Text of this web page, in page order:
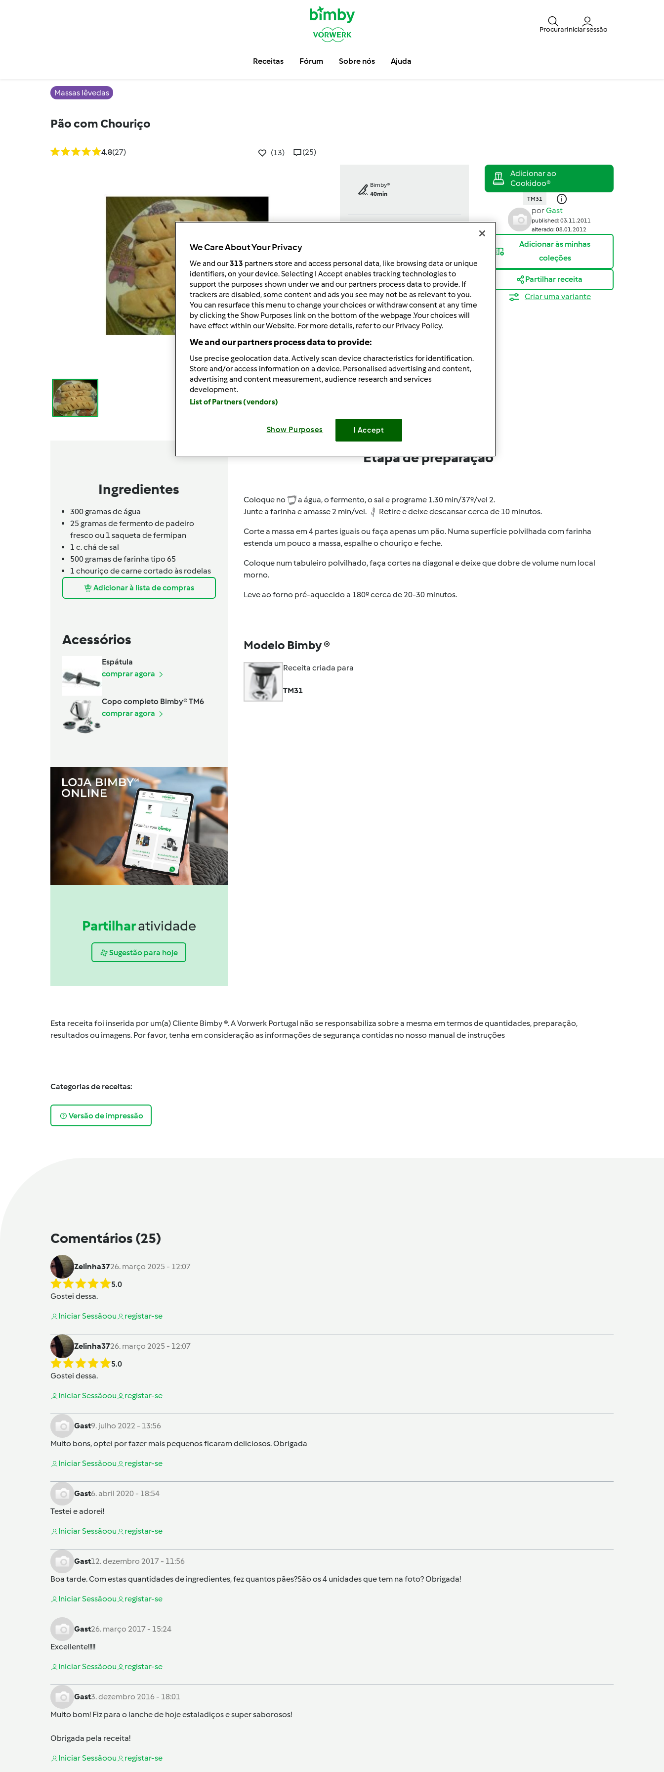
ProcurarIniciar sessão
Receitas Fórum Sobre nós Ajuda
Massas lêvedas
Pão com Chouriço
4.8(27) (13) (25)
Bimby®
40min
dose/s
----
--
TM31
porGast
published: 03.11.2011
alterado: 08.01.2012
Adicionar às minhas
coleções
Partilhar receita
Criar uma variante
Ingredientes
300 gramas de água
25 gramas de fermento de padeiro
fresco ou 1 saqueta de fermipan
1 c. chá de sal
500 gramas de farinha tipo 65
1 chouriço de carne cortado às rodelas
Adicionar à lista de compras
Acessórios
Espátula
comprar agora
Copo completo Bimby® TM6
comprar agora
Partilharatividade
Sugestão para hoje
Etapa de preparação
Coloque no
a água, o fermento, o sal e programe 1.30 min/37º/vel 2.
Junte a farinha e amasse 2 min/vel.
Retire e deixe descansar cerca de 10 minutos.
Corte a massa em 4 partes iguais ou faça apenas um pão. Numa superfície polvilhada com farinha
estenda um pouco a massa, espalhe o chouriço e feche.
Coloque num tabuleiro polvilhado, faça cortes na diagonal e deixe que dobre de volume num local
morno.
Leve ao forno pré-aquecido a 180º cerca de 20-30 minutos.
Modelo Bimby ®
Receita criada para
TM31
Esta receita foi inserida por um(a) Cliente Bimby ®. A Vorwerk Portugal não se responsabiliza sobre a mesma em termos de quantidades, preparação,
resultados ou imagens. Por favor, tenha em consideração as informações de segurança contidas no nosso manual de instruções
Categorias de receitas:
Versão de impressão
Comentários (25)
Zelinha3726. março 2025 - 12:07
5.0
Gostei dessa.
Iniciar Sessãoou registar-se
Zelinha3726. março 2025 - 12:07
5.0
Gostei dessa.
Iniciar Sessãoou registar-se
Gast9. julho 2022 - 13:56
Muito bons, optei por fazer mais pequenos ficaram deliciosos. Obrigada
Iniciar Sessãoou registar-se
Gast6. abril 2020 - 18:54
Testei e adorei!
Iniciar Sessãoou registar-se
Gast12. dezembro 2017 - 11:56
Boa tarde. Com estas quantidades de ingredientes, fez quantos pães?São os 4 unidades que tem na foto? Obrigada!
Iniciar Sessãoou registar-se
Gast26. março 2017 - 15:24
Excellente!!!!!
Iniciar Sessãoou registar-se
Gast3. dezembro 2016 - 18:01
Muito bom! Fiz para o lanche de hoje estaladiços e super saborosos!
Obrigada pela receita!
Iniciar Sessãoou registar-se
We Care About Your Privacy
We and our313 partners store and access personal data, like browsing data or unique
identifiers, on your device. Selecting I Accept enables tracking technologies to
support the purposes shown under we and our partners process data to provide. If
trackers are disabled, some content and ads you see may not be as relevant to you.
You can resurface this menu to change your choices or withdraw consent at any time
by clicking the Show Purposes link on the bottom of the webpage .Your choices will
have effect within our Website. For more details, refer to our Privacy Policy.
We and our partners process data to provide:
Use precise geolocation data. Actively scan device characteristics for identification.
Store and/or access information on a device. Personalised advertising and content,
advertising and content measurement, audience research and services
development.
List of Partners (vendors)
Show Purposes I Accept